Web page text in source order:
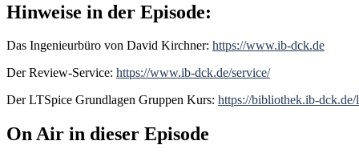
Hinweise in der Episode:
Das Ingenieurbüro von David Kirchner: https://www.ib-dck.de
Der Review-Service: https://www.ib-dck.de/service/
Der LTSpice Grundlagen Gruppen Kurs: https://bibliothek.ib-dck.de/
On Air in dieser Episode